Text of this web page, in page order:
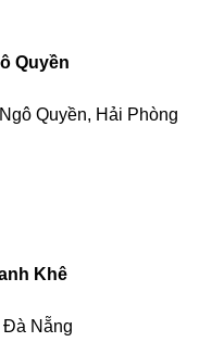
Quyền
Quyền, Hải Phòng
Khê
Đà Nẵng